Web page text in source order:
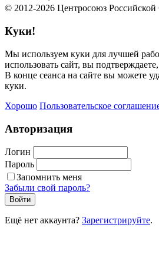
© 2012-2026 Центросоюз
Куки!
Мы используем куки для лучшей
использовать сайт, вы
В конце сеанса на сайте вы можете
куки.
Хорошо Пользовательское
Авторизация
Логин
Пароль
Запомнить меня
Забыли свой пароль?
Войти
Ещё нет аккаунта? Зарегистрируйте.